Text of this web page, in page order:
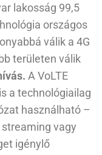
lakosság 99,5
országos
válik a 4G
területen válik
A VoLTE
a technológiailag
használható –
vagy
igénylő